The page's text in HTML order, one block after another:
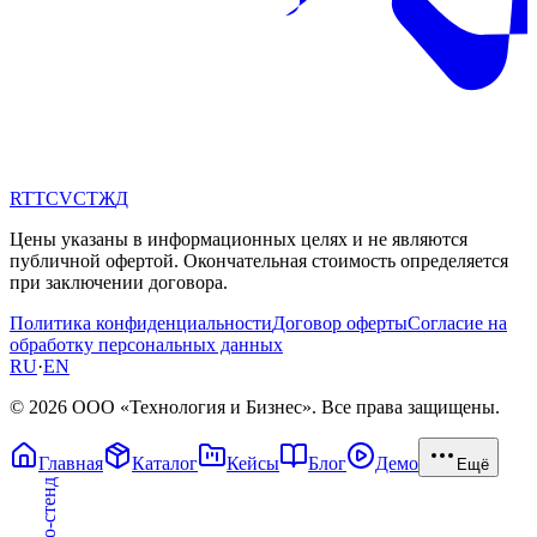
RTTCVCТЖД
Цены указаны в информационных целях и не являются
публичной офертой. Окончательная стоимость определяется
при заключении договора.
Политика конфиденциальностиДоговор офертыСогласие на
обработку персональных данных
RU·EN
© 2026 ООО «Технология и Бизнес». Все права защищены.
Главная Каталог Кейсы Блог Демо Ещё